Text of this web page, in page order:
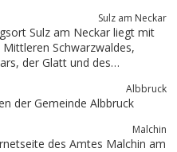
Sulz am Neckar
Sulz am Neckar liegt mit
Schwarzwaldes,
des
Albbruck
der Gemeinde Albbruck
Malchin
des Amtes Malchin am